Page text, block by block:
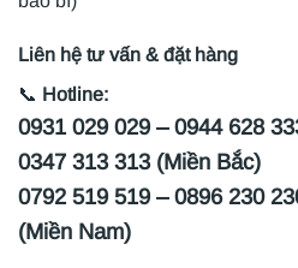
Liên hệ tư vấn & đặt hàng
📞 Hotline:
0931 029 029 – 0944 628
0347 313 313 (Miền Bắc)
0792 519 519 – 0896 230
(Miền Nam)